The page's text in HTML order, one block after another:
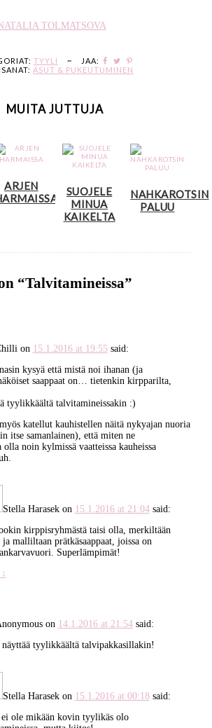
TOLMATSOVA
TYYLI ~
JAA:
ASUT & PUKEUTUMINEN
MUITA JUTTUJA
ARJEN
SUOJELE
MINUA
KAIKELTA
NAHKAROTSIN
PALUU
“Talvitamineissa”
on 15.1.2016 at 19:55 said:
kysyä että mistä noi ihanan (ja
saappaat on… tietenkin kirpparilta,
tyylikkäältä talvitamineissakin :)
katellut kauhistellen näitä nykyajan nuoria
itse samanlainen), että miten ne
olla noin kylmissä vaatteissa kauheissa
Stella Harasekon 15.1.2016 at 21:04 said:
kirppisryhmästä taisi olla, merkiltään
malliltaan prätkäsaappaat, joissa on
Superlämpimät!
↓
on 14.1.2016 at 21:54 said:
tyylikkäältä talvipakkasillakin!
Stella Harasekon 15.1.2016 at 00:18 said:
ei ole mikään kovin tyylikäs olo